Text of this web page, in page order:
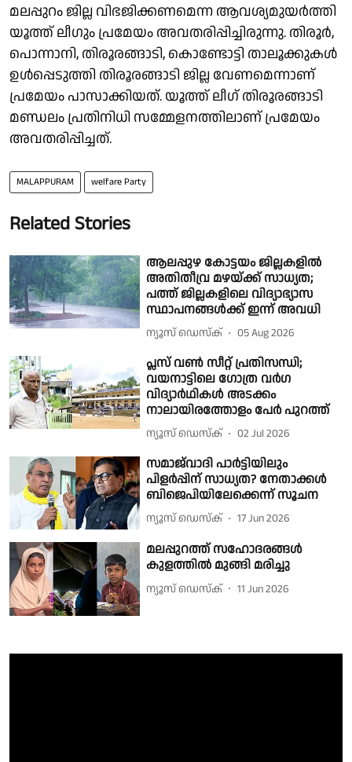
മലപ്പുറം ജില്ല വിഭജിക്കണമെന്ന ആവശ്യമുയർത്തി
യൂത്ത് ലീഗും പ്രമേയം അവതരിപ്പിച്ചിരുന്നു. തിരൂർ,
പൊന്നാനി, തിരൂരങ്ങാടി, കൊണ്ടോട്ടി താലൂക്കുകൾ
ഉൾപ്പെടുത്തി തിരൂരങ്ങാടി ജില്ല വേണമെന്നാണ്
പ്രമേയം പാസാക്കിയത്. യൂത്ത് ലീഗ് തിരൂരങ്ങാടി
മണ്ഡലം പ്രതിനിധി സമ്മേളനത്തിലാണ് പ്രമേയം
അവതരിപ്പിച്ചത്.
MALAPPURAM welfare Party
Related Stories
ആലപ്പുഴ കോട്ടയം ജില്ലകളിൽ
അതിതീവ്ര മഴയ്ക്ക് സാധ്യത;
പത്ത് ജില്ലകളിലെ വിദ്യാഭ്യാസ
സ്ഥാപനങ്ങൾക്ക് ഇന്ന് അവധി
ന്യൂസ് ഡെസ്ക് 05 Aug 2026
പ്ലസ് വൺ സീറ്റ് പ്രതിസന്ധി;
വയനാട്ടിലെ ഗോത്ര വർഗ
വിദ്യാർഥികൾ അടക്കം
നാലായിരത്തോളം പേർ പുറത്ത്
ന്യൂസ് ഡെസ്ക് 02 Jul 2026
സമാജ്‌വാദി പാർട്ടിയിലും
പിളർപ്പിന് സാധ്യത? നേതാക്കൾ
ബിജെപിയിലേക്കെന്ന് സൂചന
ന്യൂസ് ഡെസ്ക് 17 Jun 2026
മലപ്പുറത്ത് സഹോദരങ്ങൾ
കുളത്തിൽ മുങ്ങി മരിച്ചു
ന്യൂസ് ഡെസ്ക് 11 Jun 2026